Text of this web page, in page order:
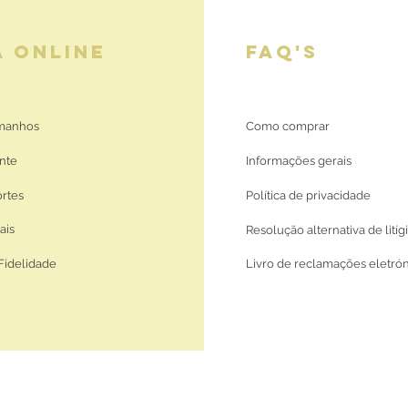
ONLINE FAQ'S
Como comprar
Informações gerais
Política de privacidade
Resolução alternativa de
Livro de reclamações